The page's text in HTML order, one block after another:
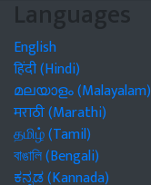
Languages
English
हिंदी (Hindi)
മലയാളം (Malayalam)
मराठी (Marathi)
தமிழ் (Tamil)
বাঙালি (Bengali)
ಕನ್ನಡ (Kannada)